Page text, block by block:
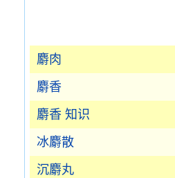
麝肉
麝香
麝香 知识
冰麝散
沉麝丸